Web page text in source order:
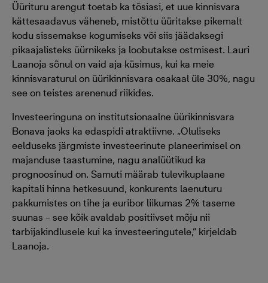
Üürituru arengut toetab ka tõsiasi, et uue kinnisvara
kättesaadavus väheneb, mistõttu üüritakse pikemalt
kodu sissemakse kogumiseks või siis jäädaksegi
pikaajalisteks üürnikeks ja loobutakse ostmisest. Lauri
Laanoja sõnul on vaid aja küsimus, kui ka meie
kinnisvaraturul on üürikinnisvara osakaal üle 30%, nagu
see on teistes arenenud riikides.
Investeeringuna on institutsionaalne üürikinnisvara
Bonava jaoks ka edaspidi atraktiivne. „Oluliseks
eelduseks järgmiste investeerinute planeerimisel on
majanduse taastumine, nagu analüütikud ka
prognoosinud on. Samuti määrab tulevikuplaane
kapitali hinna hetkesuund, konkurents laenuturu
pakkumistes on tihe ja euribor liikumas 2% taseme
suunas – see kõik avaldab positiivset mõju nii
tarbijakindlusele kui ka investeeringutele,“ kirjeldab
Laanoja.